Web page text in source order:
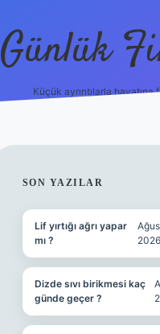
Günlük
Küçük ayrıntılarla hayatına
SIDEBAR
SON YAZILAR
Lif yırtığı ağrı yapar
mı ?
2026
Dizde sıvı birikmesi kaç
günde geçer ?